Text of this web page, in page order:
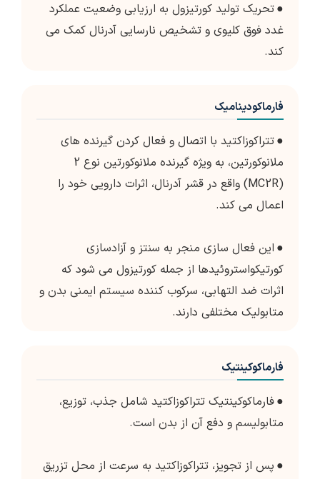
●تحریک تولید کورتیزول به ارزیابی وضعیت عملکرد
غدد فوق کلیوی و تشخیص نارسایی آدرنال کمک می
کند.
فارماکودینامیک
●تتراکوزاکتید با اتصال و فعال کردن گیرنده های
ملانوکورتین، به ویژه گیرنده ملانوکورتین نوع 2
(MC2R) واقع در قشر آدرنال، اثرات دارویی خود را
اعمال می کند.
● این فعال سازی منجر به سنتز و آزادسازی
کورتیکواستروئیدها از جمله کورتیزول می شود که
اثرات ضد التهابی، سرکوب کننده سیستم ایمنی بدن و
متابولیک مختلفی دارند.
فارماکوکینتیک
●فارماکوکینتیک تتراکوزاکتید شامل جذب، توزیع،
متابولیسم و دفع آن از بدن است.
● پس از تجویز، تتراکوزاکتید به سرعت از محل تزریق